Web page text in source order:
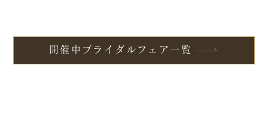
開催中ブライダルフェア一覧